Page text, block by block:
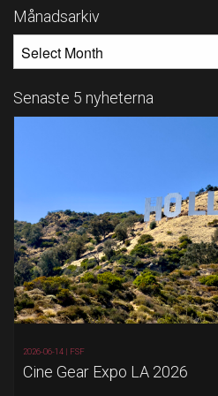
Månadsarkiv
Senaste 5 nyheterna
2026-06-14 | FSF
Cine Gear Expo LA 2026